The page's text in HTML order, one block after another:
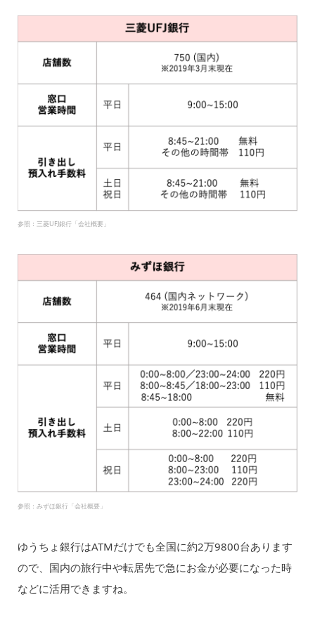
参照：三菱UFJ銀行「会社概要」
参照：みずほ銀行「会社概要」
ゆうちょ銀行はATMだけでも全国に約2万9800台あります
ので、国内の旅行中や転居先で急にお金が必要になった時
などに活用できますね。